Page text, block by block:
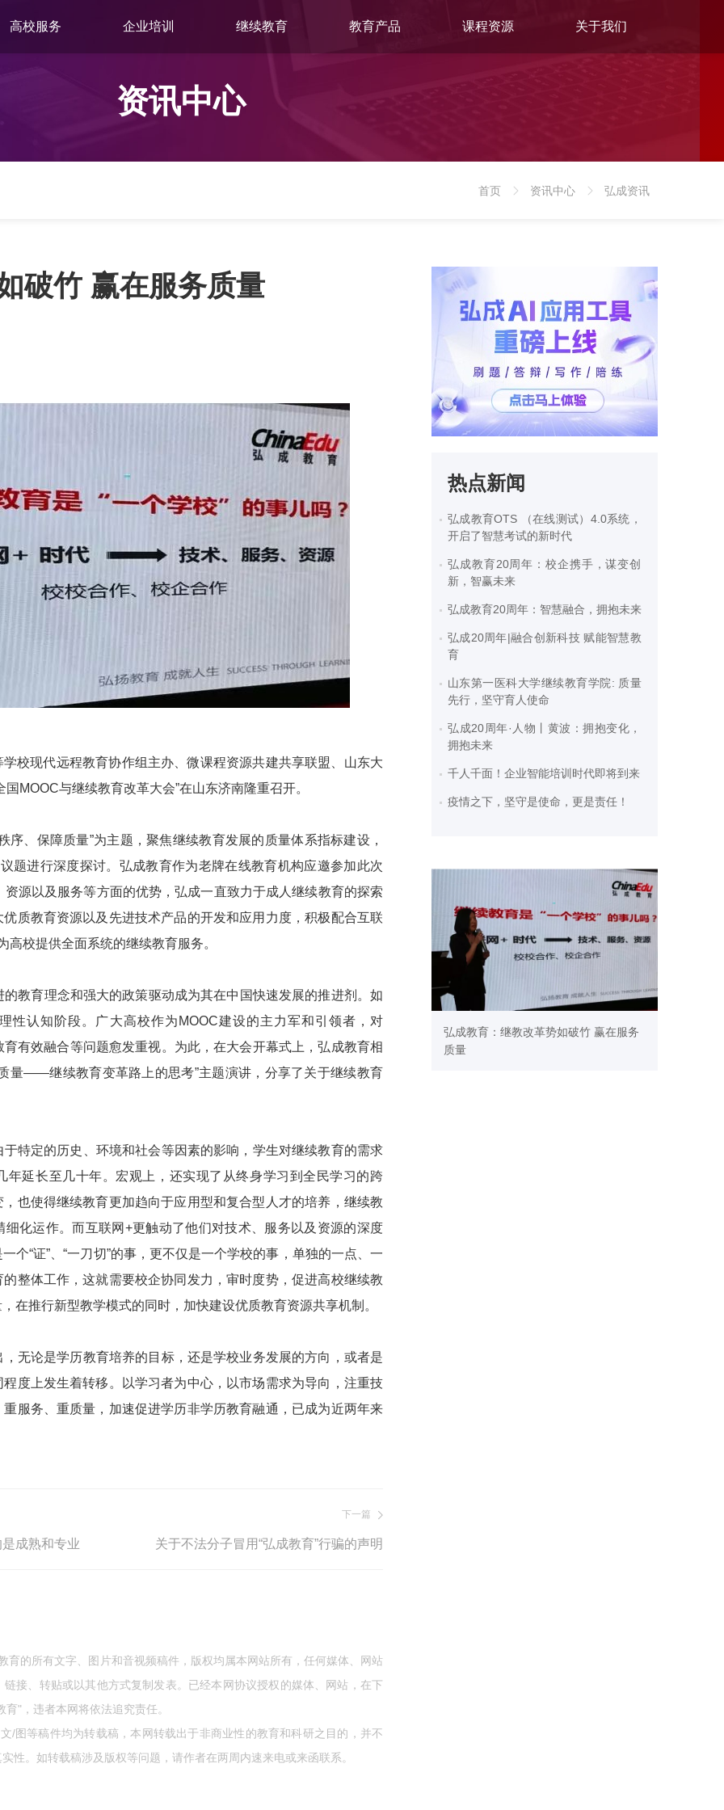
高校服务 企业培训 继续教育 教育产品 课程资源 关于我们
资讯中心
首页
资讯中心
弘成资讯
破竹 赢在服务质量
校现代远程教育协作组主办、微课程资源共建共享联盟、山东大
MOOC与继续教育改革大会”在山东济南隆重召开。
、保障质量”为主题，聚焦继续教育发展的质量体系指标建设，
议题进行深度探讨。弘成教育作为老牌在线教育机构应邀参加此次
源以及服务等方面的优势，弘成一直致力于成人继续教育的探索
质教育资源以及先进技术产品的开发和应用力度，积极配合互联
校提供全面系统的继续教育服务。
教育理念和强大的政策驱动成为其在中国快速发展的推进剂。如
性认知阶段。广大高校作为MOOC建设的主力军和引领者，对
有效融合等问题愈发重视。为此，在大会开幕式上，弘成教育相
量——继续教育变革路上的思考”主题演讲，分享了关于继续教育
特定的历史、环境和社会等因素的影响，学生对继续教育的需求
年延长至几十年。宏观上，还实现了从终身学习到全民学习的跨
也使得继续教育更加趋向于应用型和复合型人才的培养，继续教
化运作。而互联网+更触动了他们对技术、服务以及资源的深度
个“证”、“一刀切”的事，更不仅是一个学校的事，单独的一点、一
整体工作，这就需要校企协同发力，审时度势，促进高校继续教
在推行新型教学模式的同时，加快建设优质教育资源共享机制。
无论是学历教育培养的目标，还是学校业务发展的方向，或者是
度上发生着转移。以学习者为中心，以市场需求为导向，注重技
服务、重质量，加速促进学历非学历教育融通，已成为近两年来
成熟和专业
下一篇
关于不法分子冒用“弘成教育”行骗的声明
育的所有文字、图片和音视频稿件，版权均属本网站所有，任何媒体、网站
接、转贴或以其他方式复制发表。已经本网协议授权的媒体、网站，在下
"，违者本网将依法追究责任。
/图等稿件均为转载稿，本网转载出于非商业性的教育和科研之目的，并不
性。如转载稿涉及版权等问题，请作者在两周内速来电或来函联系。
热点新闻
弘成教育OTS （在线测试）4.0系统，
开启了智慧考试的新时代
弘成教育20周年：校企携手，谋变创
新，智赢未来
弘成教育20周年：智慧融合，拥抱未来
弘成20周年|融合创新科技 赋能智慧教
育
山东第一医科大学继续教育学院: 质量
先行，坚守育人使命
弘成20周年·人物丨黄波：拥抱变化，
拥抱未来
千人千面！企业智能培训时代即将到来
疫情之下，坚守是使命，更是责任！
弘成教育：继教改革势如破竹 赢在服务
质量